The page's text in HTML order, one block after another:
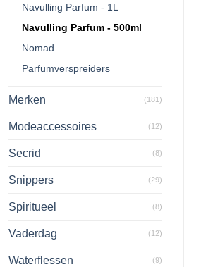
Navulling Parfum - 1L
Navulling Parfum - 500ml
Nomad
Parfumverspreiders
Merken (181)
Modeaccessoires (12)
Secrid (8)
Snippers (29)
Spiritueel (8)
Vaderdag (12)
Waterflessen (9)